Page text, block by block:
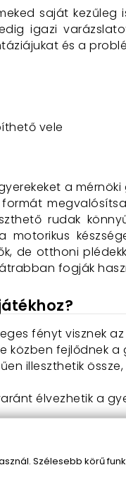
saját
igazi
és a
vele
a
rudak
de otthoni
fogják
fényt visznek
közben fejlődnek
illeszthetik
élvezhetik a
gyorsan és
Szélesebb körű